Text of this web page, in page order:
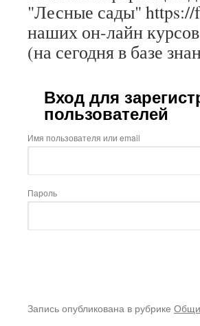
"Лесные сады" https://
наших он-лайн
(на сегодня в базе
Вход для
пользователей
Имя пользователя или email
Пароль
Запись опубликована в рубрике